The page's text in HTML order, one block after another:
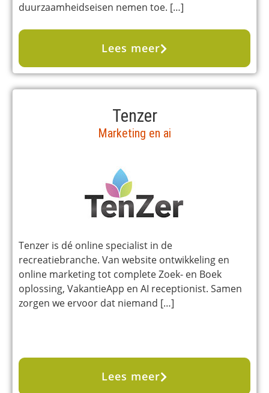
duurzaamheidseisen nemen toe. […]
Lees meer
Tenzer
Marketing en ai
Tenzer is dé online specialist in de
recreatiebranche. Van website ontwikkeling en
online marketing tot complete Zoek- en Boek
oplossing, VakantieApp en AI receptionist. Samen
zorgen we ervoor dat niemand […]
Lees meer